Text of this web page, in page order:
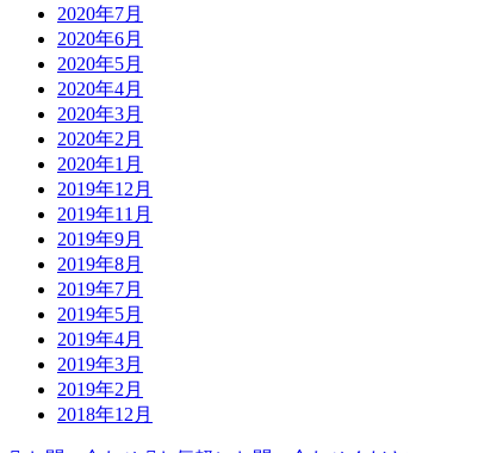
2020年7月
2020年6月
2020年5月
2020年4月
2020年3月
2020年2月
2020年1月
2019年12月
2019年11月
2019年9月
2019年8月
2019年7月
2019年5月
2019年4月
2019年3月
2019年2月
2018年12月